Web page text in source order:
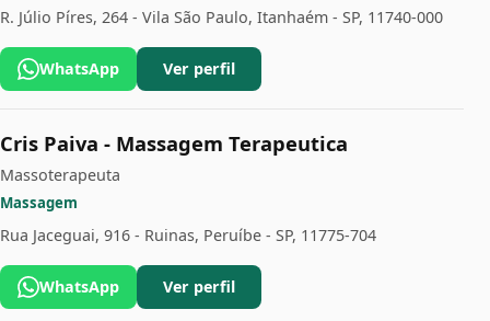
R. Júlio Píres, 264 - Vila São Paulo, Itanhaém - SP, 11740-000
WhatsApp Ver perfil
Cris Paiva - Massagem Terapeutica
Massoterapeuta
Massagem
Rua Jaceguai, 916 - Ruinas, Peruíbe - SP, 11775-704
WhatsApp Ver perfil